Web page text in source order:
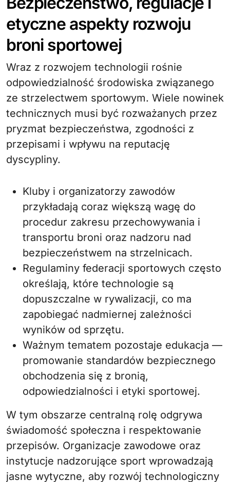
etyczne aspekty rozwoju
broni sportowej
Wraz z rozwojem technologii rośnie
odpowiedzialność środowiska związanego
ze strzelectwem sportowym. Wiele nowinek
technicznych musi być rozważanych przez
pryzmat bezpieczeństwa, zgodności z
przepisami i wpływu na reputację
dyscypliny.
Kluby i organizatorzy zawodów
przykładają coraz większą wagę do
procedur zakresu przechowywania i
transportu broni oraz nadzoru nad
bezpieczeństwem na strzelnicach.
Regulaminy federacji sportowych często
określają, które technologie są
dopuszczalne w rywalizacji, co ma
zapobiegać nadmiernej zależności
wyników od sprzętu.
Ważnym tematem pozostaje edukacja —
promowanie standardów bezpiecznego
obchodzenia się z bronią,
odpowiedzialności i etyki sportowej.
W tym obszarze centralną rolę odgrywa
świadomość społeczna i respektowanie
przepisów. Organizacje zawodowe oraz
instytucje nadzorujące sport wprowadzają
jasne wytyczne, aby rozwój technologiczny